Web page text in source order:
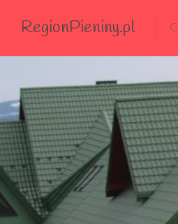
RegionPieniny.pl